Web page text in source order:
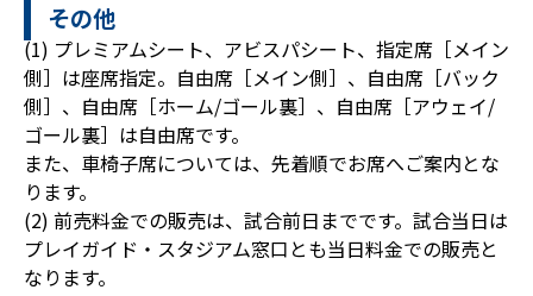
その他
(1) プレミアムシート、アビスパシート、指定席［メイン
側］は座席指定。自由席［メイン側］、自由席［バック
側］、自由席［ホーム/ゴール裏］、自由席［アウェイ/
ゴール裏］は自由席です。
また、車椅子席については、先着順でお席へご案内とな
ります。
(2) 前売料金での販売は、試合前日までです。試合当日は
プレイガイド・スタジアム窓口とも当日料金での販売と
なります。